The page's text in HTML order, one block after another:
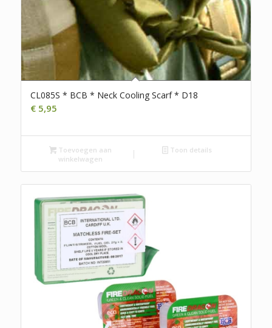
CL085S * BCB * Neck Cooling Scarf * D18
€5,95
Toevoegen aan
winkelwagen
Toon details